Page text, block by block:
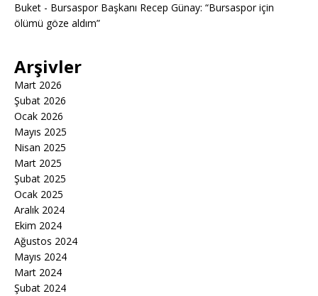
Buket - Bursaspor Başkanı Recep Günay: “Bursaspor için
ölümü göze aldım”
Arşivler
Mart 2026
Şubat 2026
Ocak 2026
Mayıs 2025
Nisan 2025
Mart 2025
Şubat 2025
Ocak 2025
Aralık 2024
Ekim 2024
Ağustos 2024
Mayıs 2024
Mart 2024
Şubat 2024